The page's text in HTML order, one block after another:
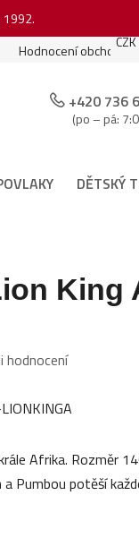
1992.
Hodnocení obchoduCZK
+420 736
(po – pá:
DĚTSKÝ
King
hodnocení
Afrika. Rozměr
Pumbou potěší